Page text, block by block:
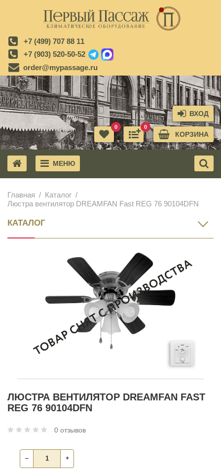
+7 (499) 707 88 11
+7 (903) 520-50-52
order@mypassage.ru
ВХОД
КОРЗИНА
0
0
МЕНЮ
Главная
Каталог
Люстра вентилятор DREAMFAN Fast REG 76 90104DFN
КАТАЛОГ
ЛЮСТРА ВЕНТИЛЯТОР DREAMFAN FAST
REG 76 90104DFN
0 отзывов
‒ +